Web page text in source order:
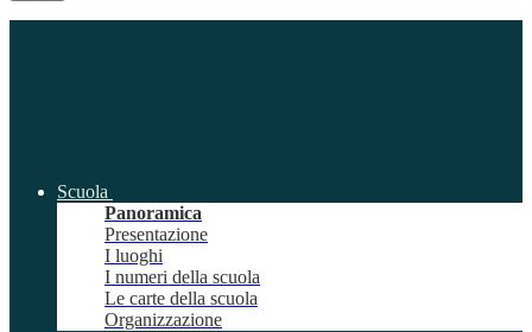
Scuola
Panoramica
Presentazione
I luoghi
I numeri della scuola
Le carte della scuola
Organizzazione